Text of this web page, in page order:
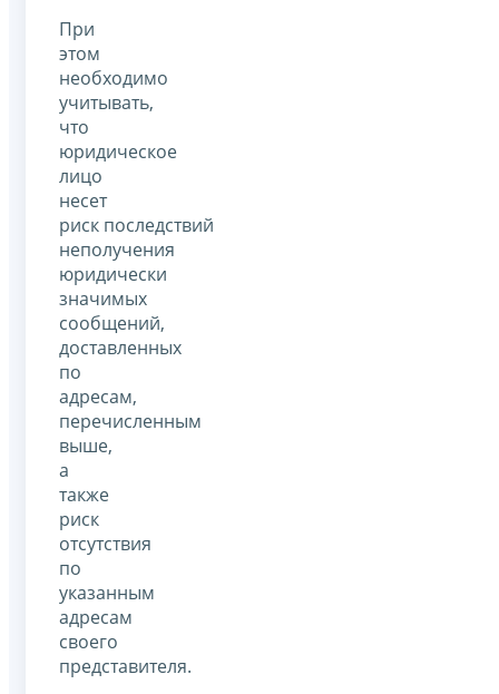
При
этом
необходимо
учитывать,
что
юридическое
лицо
несет
риск последствий
неполучения
юридически
значимых
сообщений,
доставленных
по
адресам,
перечисленным
выше,
а
также
риск
отсутствия
по
указанным
адресам
своего
представителя.